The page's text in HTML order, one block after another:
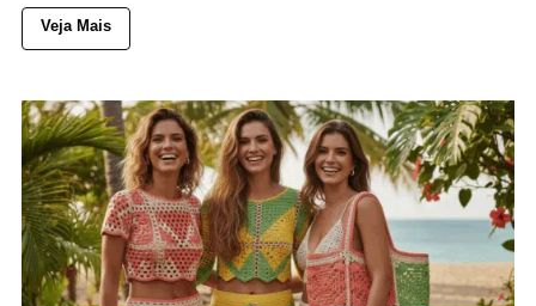
Veja Mais